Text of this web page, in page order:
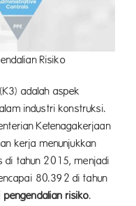
Risiko
adalah aspek
industri konstruksi.
Ketenagakerjaan
kerja menunjukkan
di tahun 2015, menjadi
80.392 di tahun
pengendalian risiko.